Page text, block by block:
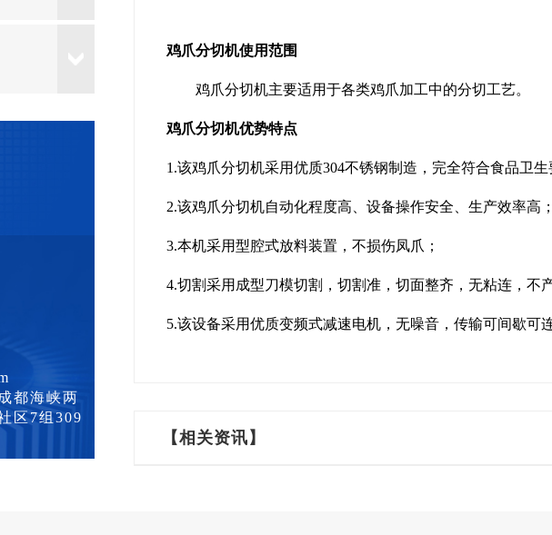
都海峡两
区7组309
鸡爪分切机使用范围
鸡爪分切机主要适用于各类鸡爪加工中的分切工艺。
鸡爪分切机优势特点
1.该鸡爪分切机采用优质304不锈钢制造，完全符合食品卫生
2.该鸡爪分切机自动化程度高、设备操作安全、生产效率高；
3.本机采用型腔式放料装置，不损伤凤爪；
4.切割采用成型刀模切割，切割准，切面整齐，无粘连，不
5.该设备采用优质变频式减速电机，无噪音，传输可间歇可连
【相关资讯】